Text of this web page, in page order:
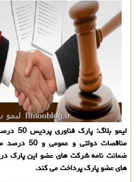
لیمو
مناقصات
ضمانت نامه شرکت های عضو این پارک
های عضو پارک پرداخت می کند.